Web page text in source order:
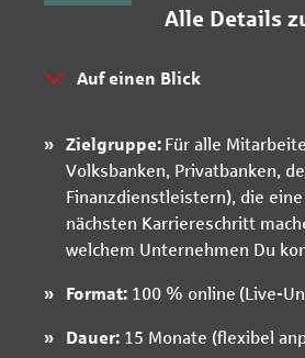
Alle Details
Auf einen Blick
Zielgruppe: Für alle
Volksbanken, Privatbanken,
Finanzdienstleistern), die
nächsten Karriereschritt
welchem Unternehmen Du
Format: 100 % online (Live-
Dauer: 15 Monate (flexibel